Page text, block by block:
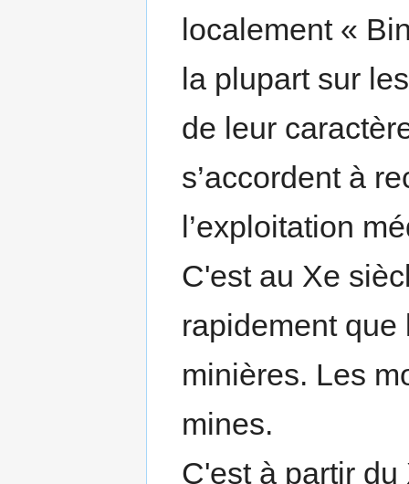
localement «
la plupart sur
de leur
s’accordent à
l’exploitation
C'est au Xe
rapidement
minières. Les
mines.
C'est à partir